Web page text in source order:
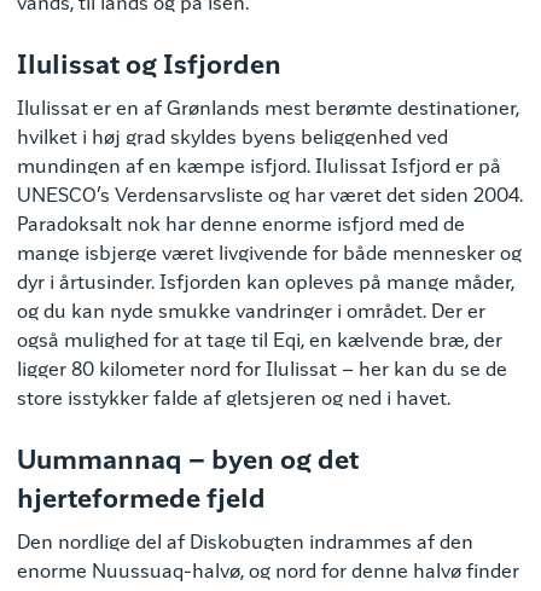
vands, til lands og på isen.
Ilulissat og Isfjorden
Ilulissat er en af Grønlands mest berømte destinationer,
hvilket i høj grad skyldes byens beliggenhed ved
mundingen af en kæmpe isfjord. Ilulissat Isfjord er på
UNESCO’s Verdensarvsliste og har været det siden 2004.
Paradoksalt nok har denne enorme isfjord med de
mange isbjerge været livgivende for både mennesker og
dyr i årtusinder. Isfjorden kan opleves på mange måder,
og du kan nyde smukke vandringer i området. Der er
også mulighed for at tage til Eqi, en kælvende bræ, der
ligger 80 kilometer nord for Ilulissat – her kan du se de
store isstykker falde af gletsjeren og ned i havet.
Uummannaq – byen og det
hjerteformede fjeld
Den nordlige del af Diskobugten indrammes af den
enorme Nuussuaq-halvø, og nord for denne halvø finder